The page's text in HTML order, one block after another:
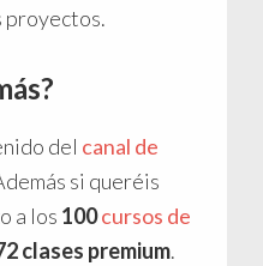
proyectos.
del canal de
si queréis
a los 100cursos de
clases premium.